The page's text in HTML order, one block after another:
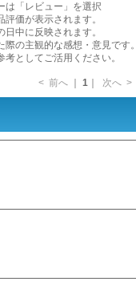
「レビュー」を選択
価が表示されます。
中に反映されます。
の主観的な感想・意見です
としてご活用ください。
< 前へ 1｜ 次へ >